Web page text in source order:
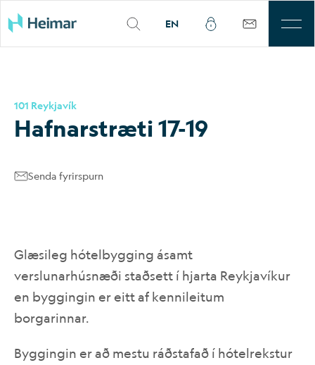
EN
Þjónusta
Kjarnasvæði
Um okkur
Mínar síður
IS EN
101 Reykjavík
Hafn­ar­stræti 17-19
Senda fyrirspurn
Glæsileg hótelbygging ásamt
verslunarhúsnæði staðsett í hjarta Reykjavíkur
en byggingin er eitt af kennileitum
borgarinnar.
Byggingin er að mestu ráðstafað í hótelrekstur